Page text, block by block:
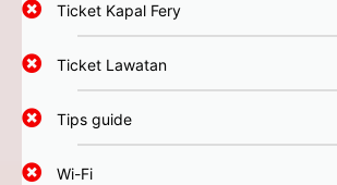
Ticket Kapal Fery
Ticket Lawatan
Tips guide
Wi-Fi